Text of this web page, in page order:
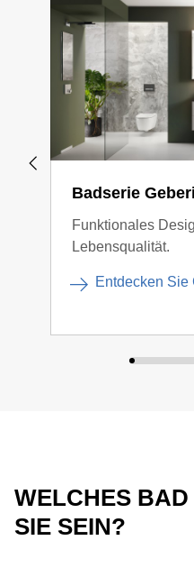
Badserie
Funktionales
Lebensqualität.
Entdecken Sie
WELCHES
SIE SEIN?